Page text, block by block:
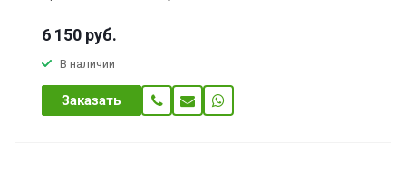
6 150 руб.
В наличии
Заказать